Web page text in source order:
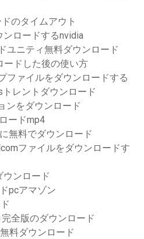
のタイムアウト
ロードするnvidia
ユニティ無料ダウンロード
ードした後の使い方
ファイルをダウンロードする
レントダウンロード
ンをダウンロード
ードmp4
無料でダウンロード
ファイルをダウンロードす
ウンロード
pcアマゾン
全版のダウンロード
料ダウンロード